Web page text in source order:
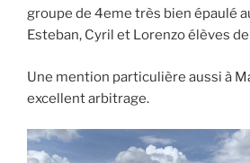
groupe de 4eme très bien épaulé
Esteban, Cyril et Lorenzo élèves
Une mention particulière aussi à
excellent arbitrage.